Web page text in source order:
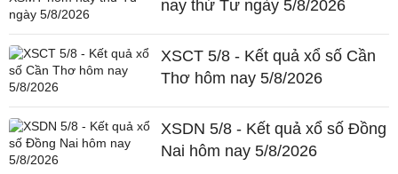
nay thứ Tư ngày 5/8/2026
XSCT 5/8 - Kết quả xổ số Cần
Thơ hôm nay 5/8/2026
XSDN 5/8 - Kết quả xổ số Đồng
Nai hôm nay 5/8/2026